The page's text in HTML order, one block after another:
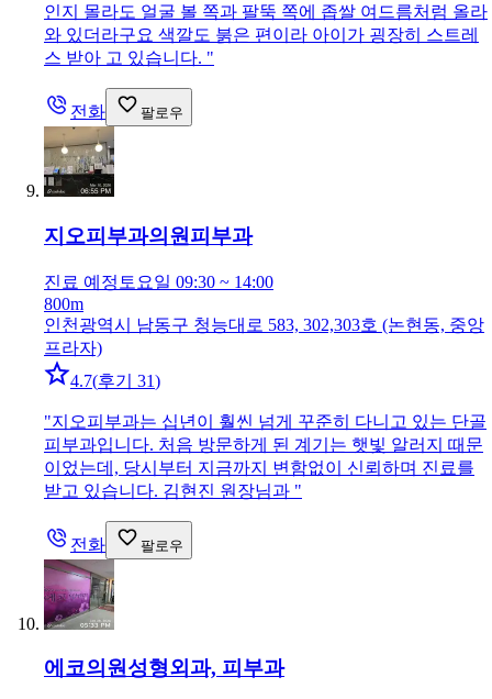
인지 몰라도 얼굴 볼 쪽과 팔뚝 쪽에 좁쌀 여드름처럼 올라
와 있더라구요 색깔도 붉은 편이라 아이가 굉장히 스트레
스 받아 고 있습니다. "
전화 팔로우
지오피부과의원 피부과
진료 예정 토요일 09:30 ~ 14:00
800m
인천광역시 남동구 청능대로 583, 302,303호 (논현동, 중앙
프라자)
4.7(후기 31)
"지오피부과는 십년이 훨씬 넘게 꾸준히 다니고 있는 단골
피부과입니다. 처음 방문하게 된 계기는 햇빛 알러지 때문
이었는데, 당시부터 지금까지 변함없이 신뢰하며 진료를
받고 있습니다. 김현진 원장님과 "
전화 팔로우
에코의원성형외과, 피부과